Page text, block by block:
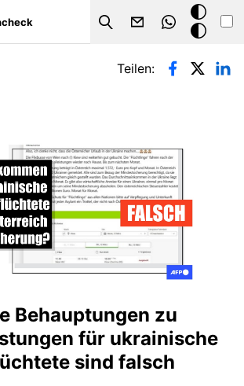
Search
Dark
Mode
Teilen:
Behauptungen zu
für ukrainische
sind falsch